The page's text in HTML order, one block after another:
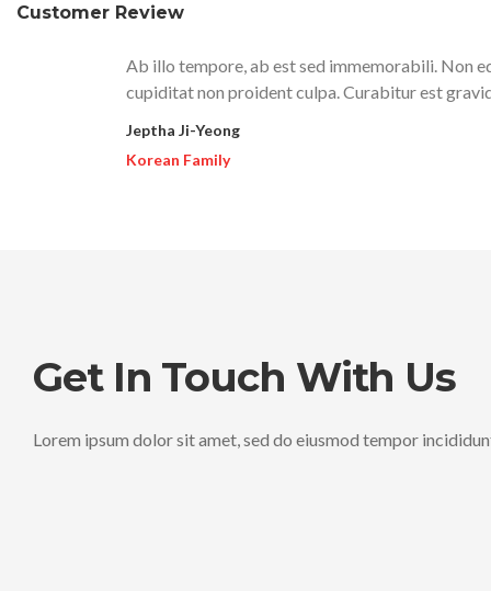
Customer Review
Ab illo tempore, ab est sed immemorabili. Non
cupiditat non proident culpa. Curabitur est
Jeptha Ji-Yeong
Korean Family
Get In Touch With Us
Lorem ipsum dolor sit amet, sed do eiusmod tempor